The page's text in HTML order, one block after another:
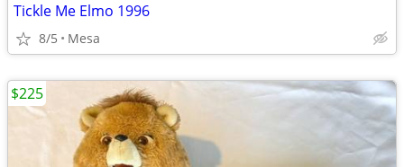
Tickle Me Elmo 1996
8/5 Mesa
$225